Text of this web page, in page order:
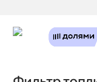
Самовывоз